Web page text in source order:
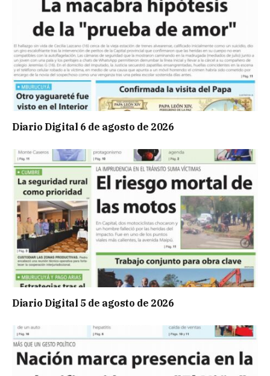
Diario Digital 6 de agosto de 2026
Diario Digital 5 de agosto de 2026